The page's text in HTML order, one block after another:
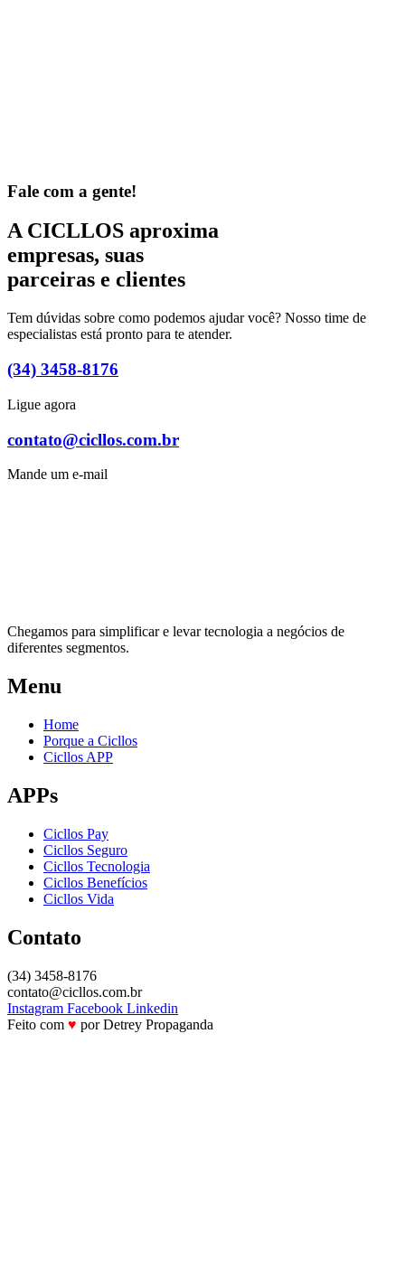
Fale com a gente!
A CICLLOS aproxima
empresas, suas
parceiras e clientes
Tem dúvidas sobre como podemos ajudar você? Nosso time de
especialistas está pronto para te atender.
(34) 3458-8176
Ligue agora
contato@cicllos.com.br
Mande um e-mail
Chegamos para simplificar e levar tecnologia a negócios de
diferentes segmentos.
Menu
Home
Porque a Cicllos
Cicllos APP
APPs
Cicllos Pay
Cicllos Seguro
Cicllos Tecnologia
Cicllos Benefícios
Cicllos Vida
Contato
(34) 3458-8176
contato@cicllos.com.br
Instagram Facebook Linkedin
Feito com ♥ por Detrey Propaganda